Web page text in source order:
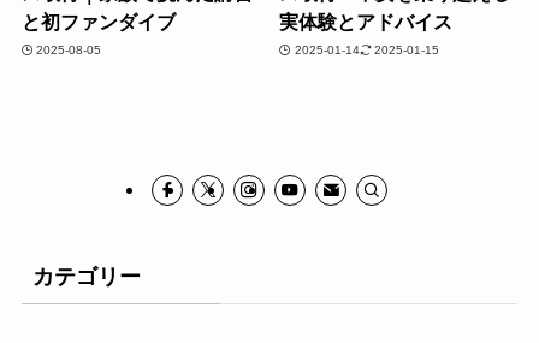
と初ファンダイブ
2025-08-05
実体験とアドバイス
2025-01-14 2025-01-15
カテゴリー